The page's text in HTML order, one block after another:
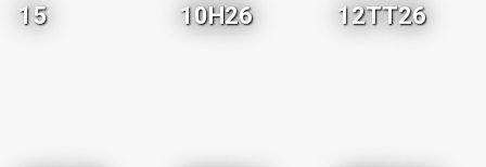
15 10H26 12TT26